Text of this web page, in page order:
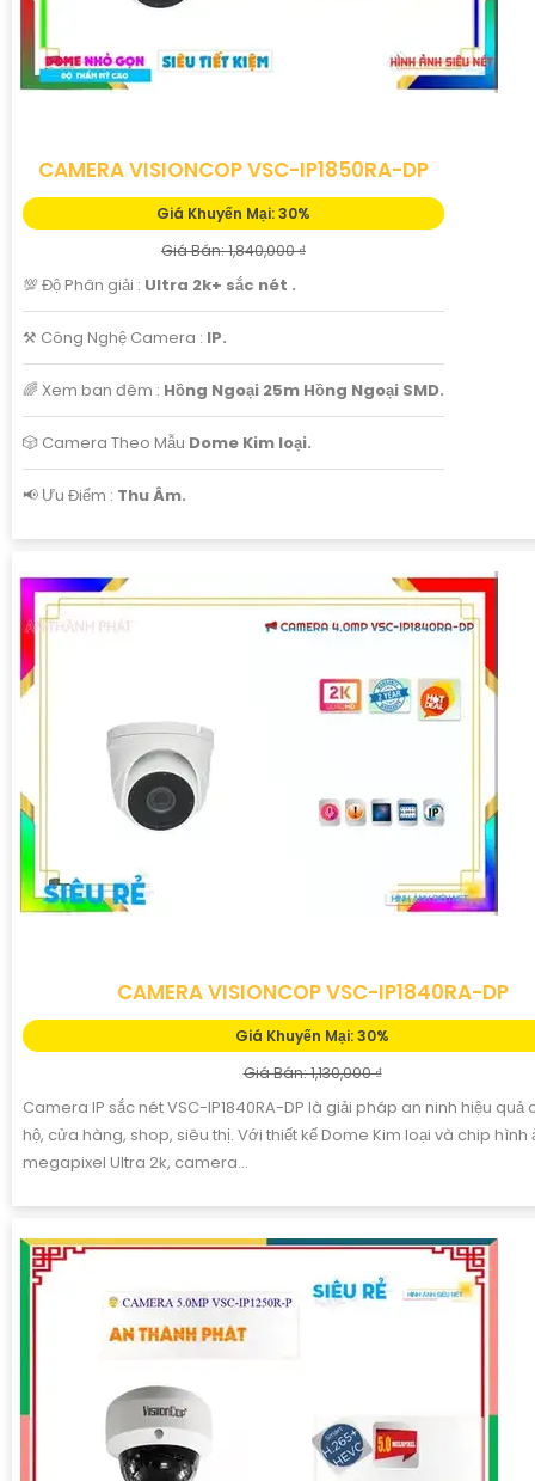
CAMERA VISIONCOP VSC-IP1850RA-DP
Giá Khuyến Mại: 30%
Giá Bán: 1,840,000 ₫
💯 Độ Phân giải : Ultra 2k+ sắc nét .
⚒ Công Nghệ Camera : IP.
🌈 Xem ban đêm : Hồng Ngoại 25m Hồng Ngoại SMD.
🎲 Camera Theo Mẫu Dome Kim loại.
️📢 Ưu Điểm : Thu Âm.
CAMERA VISIONCOP VSC-IP1840RA-DP
Giá Khuyến Mại: 30%
Giá Bán: 1,130,000 ₫
Camera IP sắc nét VSC-IP1840RA-DP là giải pháp an ninh hiệu quả
hộ, cửa hàng, shop, siêu thị. Với thiết kế Dome Kim loại và chip hình
megapixel Ultra 2k, camera...